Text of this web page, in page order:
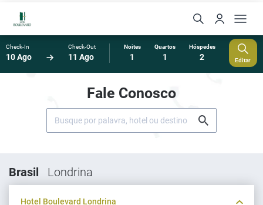
Check-In
10 Ago
Check-Out
11 Ago
Noites
1
Quartos
1
Hóspedes
2 Editar
Fale Conosco
Brasil Londrina
Hotel Boulevard Londrina